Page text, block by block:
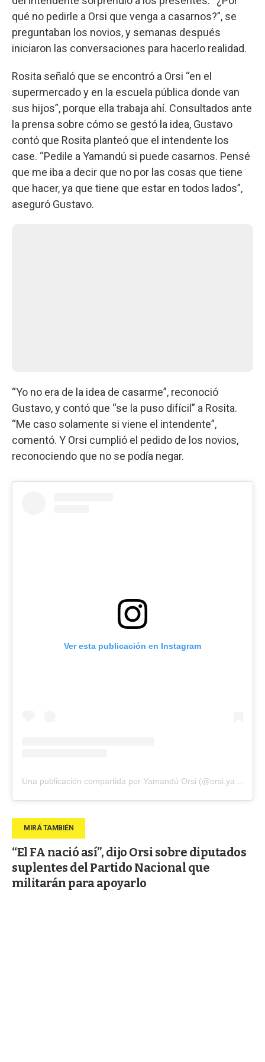
qué no pedirle a Orsi que venga a casarnos?”, se
preguntaban los novios, y semanas después
iniciaron las conversaciones para hacerlo realidad.
Rosita señaló que se encontró a Orsi “en el
supermercado y en la escuela pública donde van
sus hijos”, porque ella trabaja ahí. Consultados ante
la prensa sobre cómo se gestó la idea, Gustavo
contó que Rosita planteó que el intendente los
case. “Pedile a Yamandú si puede casarnos. Pensé
que me iba a decir que no por las cosas que tiene
que hacer, ya que tiene que estar en todos lados”,
aseguró Gustavo.
“Yo no era de la idea de casarme”, reconoció
Gustavo, y contó que “se la puso difícil” a Rosita.
“Me caso solamente si viene el intendente”,
comentó. Y Orsi cumplió el pedido de los novios,
reconociendo que no se podía negar.
Ver esta publicación en Instagram
“El FA nació así”, dijo Orsi sobre diputados
suplentes del Partido Nacional que
militarán para apoyarlo